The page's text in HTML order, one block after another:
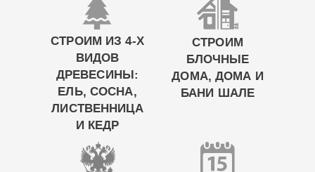
СТРОИМ ИЗ 4-Х
ВИДОВ
ДРЕВЕСИНЫ:
ЕЛЬ, СОСНА,
ЛИСТВЕННИЦА
И КЕДР
СТРОИМ
БЛОЧНЫЕ
ДОМА, ДОМА И
БАНИ ШАЛЕ